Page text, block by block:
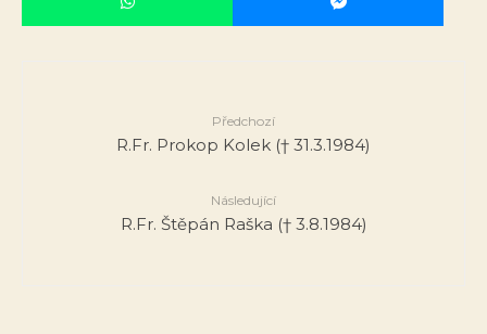
Předchozí
R.Fr. Prokop Kolek († 31.3.1984)
Následující
R.Fr. Štěpán Raška († 3.8.1984)